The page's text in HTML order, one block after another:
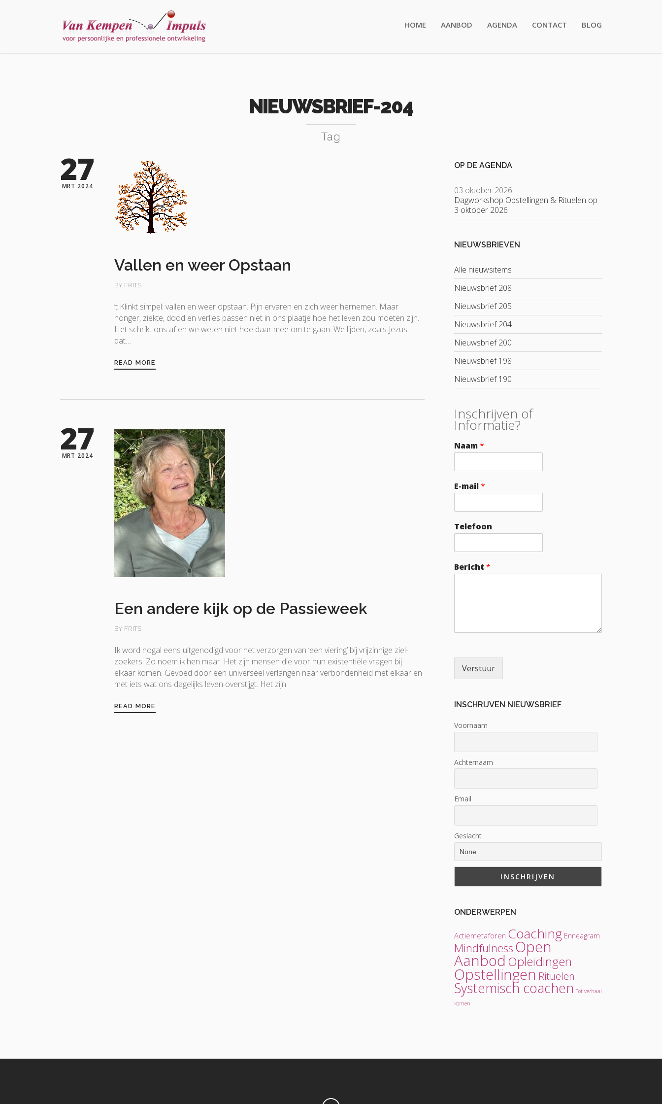
HOME AANBOD AGENDA CONTACT BLOG
NIEUWSBRIEF-204
Tag
27
MRT 2024
Vallen en weer Opstaan
BY FRITS
’t Klinkt simpel: vallen en weer opstaan. Pijn ervaren en zich weer hernemen. Maar
honger, ziekte, dood en verlies passen niet in ons plaatje hoe het leven zou moeten zijn.
Het schrikt ons af en we weten niet hoe daar mee om te gaan. We lijden, zoals Jezus
dat…
READ MORE
27
MRT 2024
Een andere kijk op de Passieweek
BY FRITS
Ik word nogal eens uitgenodigd voor het verzorgen van ‘een viering’ bij vrijzinnige ziel-
zoekers. Zo noem ik hen maar. Het zijn mensen die voor hun existentiële vragen bij
elkaar komen. Gevoed door een universeel verlangen naar verbondenheid met elkaar en
met iets wat ons dagelijks leven overstijgt. Het zijn…
READ MORE
OP DE AGENDA
03 oktober 2026
Dagworkshop Opstellingen & Rituelen op
3 oktober 2026
NIEUWSBRIEVEN
Alle nieuwsitems
Nieuwsbrief 208
Nieuwsbrief 205
Nieuwsbrief 204
Nieuwsbrief 200
Nieuwsbrief 198
Nieuwsbrief 190
Inschrijven of
Informatie?
Naam*
E-mail*
Telefoon
Bericht *
Verstuur
INSCHRIJVEN NIEUWSBRIEF
Voornaam
Achternaam
Email
Geslacht
ONDERWERPEN
Actiemetaforen Coaching Enneagram
MindfulnessOpen
Aanbod Opleidingen
Opstellingen Rituelen
Systemisch coachen Tot verhaal
komen